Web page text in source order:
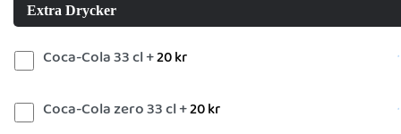
Extra Drycker
Coca-Cola 33 cl +20kr
Coca-Cola zero 33 cl +20kr